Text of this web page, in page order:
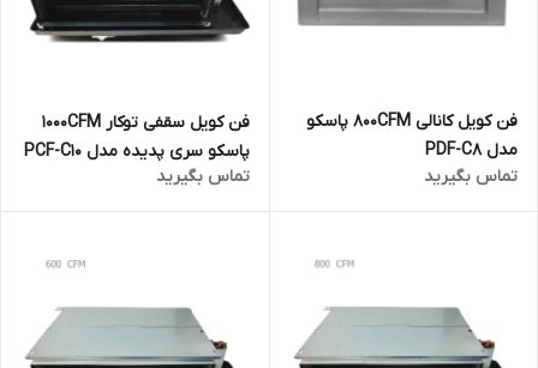
فن کویل کانالی 800CFM پاسکو
مدل PDF-C8
تماس بگیرید
فن کویل سقفی توکار 1000CFM
پاسکو سری پدیده مدل PCF-C10
تماس بگیرید